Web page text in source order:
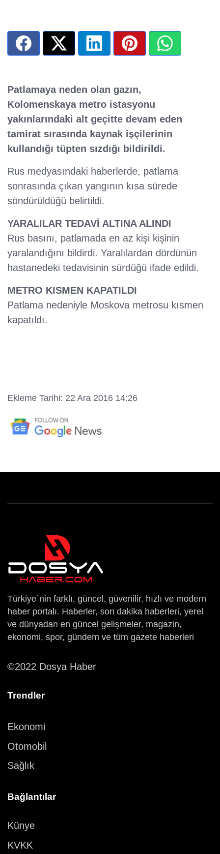
Patlamaya neden olan gazın,
Kolomenskaya metro istasyonu
yakınlarındaki alt geçitte devam eden
tamirat sırasında kaynak işçilerinin
kullandığı tüpten sızdığı bildirildi.
Rus medyasındaki haberlerde, patlama
sonrasında çıkan yangının kısa sürede
söndürüldüğü belirtildi.
YARALILAR TEDAVİ ALTINA ALINDI
Rus basını, patlamada en az kişi kişinin
yaralandığını bildirdi. Yaralılardan dördünün
hastanedeki tedavisinin sürdüğü ifade edildi.
METRO KISMEN KAPATILDI
Patlama nedeniyle Moskova metrosu kısmen
kapatıldı.
Ekleme Tarihi: 22 Ara 2016 14:26
Türkiye`nin farklı, güncel, güvenilir, hızlı ve modern
haber portalı. Haberler, son dakika haberleri, yerel
ve dünyadan en güncel gelişmeler, magazin,
ekonomi, spor, gündem ve tüm gazete haberleri
©2022 Dosya Haber
Trendler
Ekonomi
Otomobil
Sağlık
Bağlantılar
Künye
KVKK